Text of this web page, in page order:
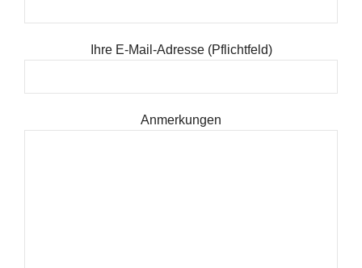
Ihre E-Mail-Adresse (Pflichtfeld)
Anmerkungen